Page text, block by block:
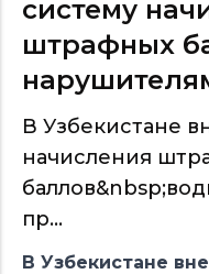
систему
штрафных
В Узбекистане
начисления
пр...
В Узбекистане